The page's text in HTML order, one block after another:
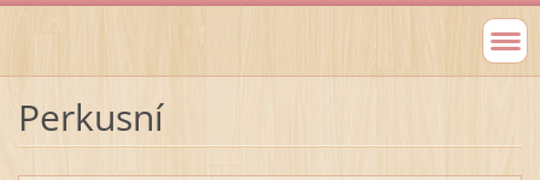
Perkusní